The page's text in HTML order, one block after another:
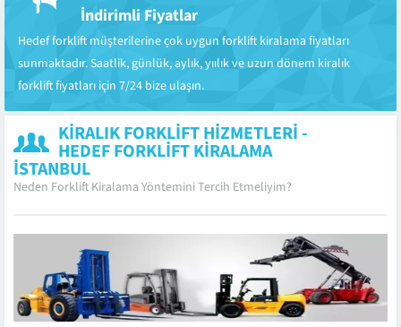
İndirimli Fiyatlar
Hedef forklift müşterilerine çok uygun forklift kiralama fiyatları
sunmaktadır. Saatlik, günlük, aylık, yıılık ve uzun dönem kiralık
forklift fiyatları için 7/24 bize ulaşın.
KIRALIK FORKLIFT HIZMETLERI -
HEDEF FORKLIFT KIRALAMA
İSTANBUL
Neden Forklift Kiralama Yöntemini Tercih Etmeliyim?